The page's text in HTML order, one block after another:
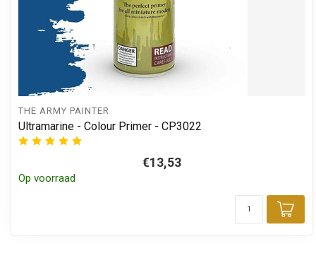
THE ARMY PAINTER
Ultramarine - Colour Primer - CP3022
€13,53
Op voorraad